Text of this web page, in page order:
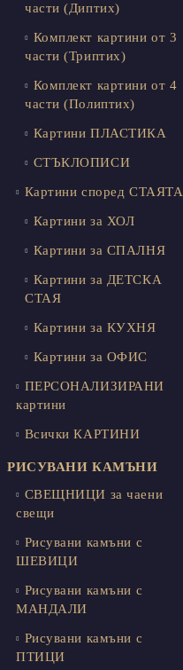
части (Диптих)
Комплект картини от 3
части (Триптих)
Комплект картини от 4
части (Полиптих)
Картини ПЛАСТИКА
СТЪКЛОПИСИ
Картини според СТАЯТА
Картини за ХОЛ
Картини за СПАЛНЯ
Картини за ДЕТСКА
СТАЯ
Картини за КУХНЯ
Картини за ОФИС
ПЕРСОНАЛИЗИРАНИ
картини
Всички КАРТИНИ
РИСУВАНИ КАМЪНИ
СВЕЩНИЦИ за чаени
свещи
Рисувани камъни с
ШЕВИЦИ
Рисувани камъни с
МАНДАЛИ
Рисувани камъни с
ПТИЦИ